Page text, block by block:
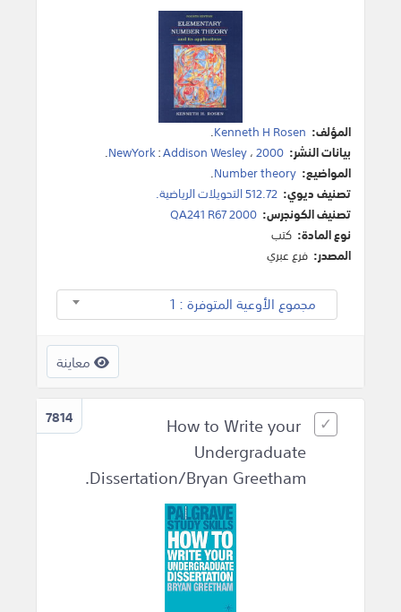
المؤلف: Kenneth H Rosen
.
بيانات النشر:
NewYork:Addison Wesley،2000
.
المواضيع: Number theory
.
تصنيف ديوي: 512.72 التحويلات الرياضية.
تصنيف الكونجرس: QA241 R67 2000
نوع المادة: كتب
المصدر: فرع عبري
مجموع الأوعية المتوفرة : 1
معاينة
7814
How to Write your
Undergraduate
Dissertation/Bryan Greetham.